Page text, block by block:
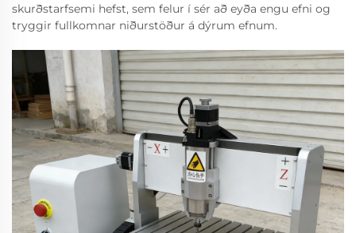
skurðstarfsemi hefst, sem felur í sér að eyða engu efni og
tryggir fullkomnar niðurstöður á dýrum efnum.